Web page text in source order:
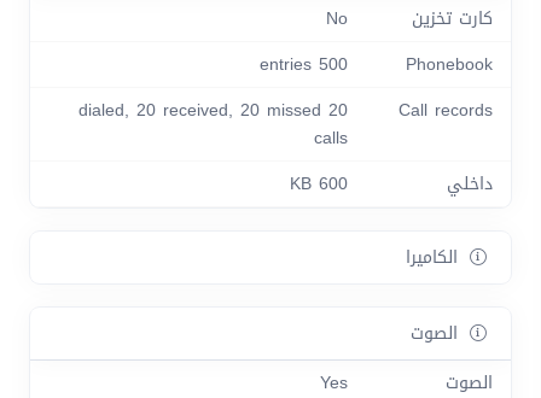
كارت تخزين
No
Phonebook
500 entries
Call records
20 dialed, 20 received, 20 missed
calls
داخلي
600 KB
الكاميرا
الصوت
الصوت
Yes